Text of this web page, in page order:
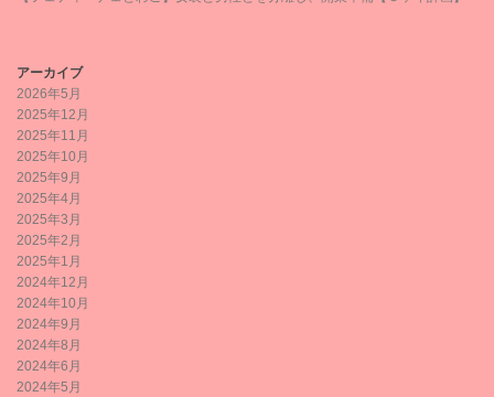
アーカイブ
2026年5月
2025年12月
2025年11月
2025年10月
2025年9月
2025年4月
2025年3月
2025年2月
2025年1月
2024年12月
2024年10月
2024年9月
2024年8月
2024年6月
2024年5月